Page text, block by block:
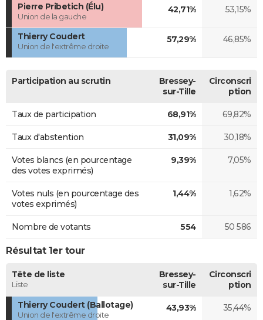
Pierre Pribetich (Élu)
Union de la gauche
42,71% 53,15%
Thierry Coudert
Union de l'extrême droite
57,29% 46,85%
Participation au scrutin
Bressey-
sur-Tille
Circonscri
ption
Taux de participation 68,91% 69,82%
Taux d'abstention 31,09% 30,18%
Votes blancs (en pourcentage
des votes exprimés)
9,39% 7,05%
Votes nuls (en pourcentage des
votes exprimés)
1,44% 1,62%
Nombre de votants 554 50 586
Résultat 1er tour
Tête de liste
Liste
Bressey-
sur-Tille
Circonscri
ption
Thierry Coudert (Ballotage)
Union de l'extrême droite
43,93% 35,44%